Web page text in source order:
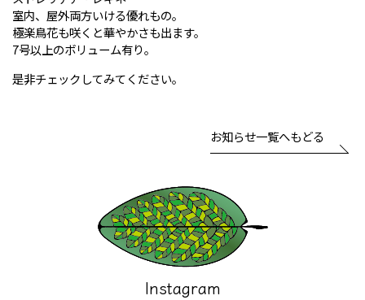
室内、屋外両方いける優れもの。
極楽鳥花も咲くと華やかさも出ます。
7号以上のボリューム有り。
是非チェックしてみてください。
お知らせ一覧へもどる
Instagram